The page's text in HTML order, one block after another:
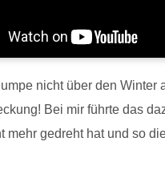
nicht über den Winter
Bei mir führte das
mehr gedreht hat und so